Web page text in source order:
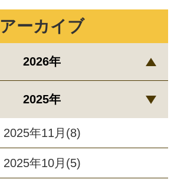
アーカイブ
2026年
2025年
2025年11月(8)
2025年10月(5)